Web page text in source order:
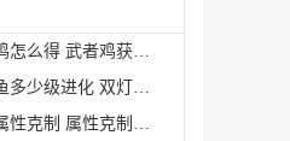
洛克王国世界武者鸡怎么得 武者鸡获得方式
洛克王国世界双灯鱼多少级进化 双灯鱼进化等级介绍
洛克王国世界哪些属性克制 属性克制表分享